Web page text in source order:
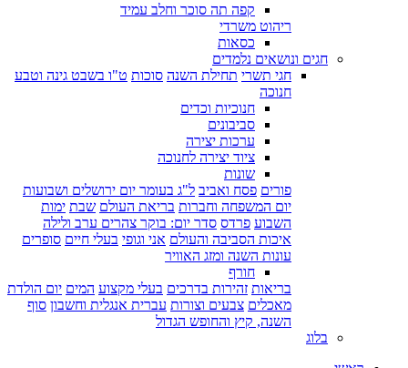
קפה תה סוכר וחלב עמיד
ריהוט משרדי
כסאות
חגים ונושאים נלמדים
חגי תשרי תחילת השנה סוכות ט"ו בשבט גינה וטבע
חנוכה
חנוכיות וכדים
סביבונים
ערכות יצירה
ציוד יצירה לחנוכה
שונות
פורים פסח ואביב ל"ג בעומר יום ירושלים ושבועות
יום המשפחה וחברות בריאת העולם שבת ימות
השבוע פרדס סדר יום: בוקר צהרים ערב ולילה
איכות הסביבה והעולם אני וגופי בעלי חיים סופרים
עונות השנה ומזג האוויר
חורף
בריאות זהירות בדרכים בעלי מקצוע המים יום הולדת
מאכלים צבעים וצורות עברית אנגלית וחשבון סוף
השנה, קיץ והחופש הגדול
בלוג